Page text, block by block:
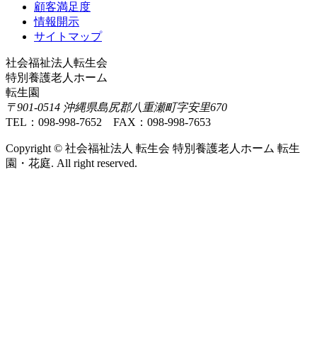
顧客満足度
情報開示
サイトマップ
社会福祉法人転生会
特別養護老人ホーム
転生園
〒901-0514 沖縄県島尻郡八重瀬町字安里670
TEL：098-998-7652 FAX：098-998-7653
Copyright © 社会福祉法人 転生会 特別養護老人ホーム 転生
園・花庭. All right reserved.